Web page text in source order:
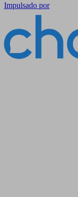
Impulsado por